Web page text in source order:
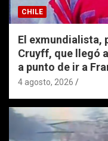
CHILE
El exmundialista,
Cruyff, que llegó
a punto de ir a
4 agosto, 2026